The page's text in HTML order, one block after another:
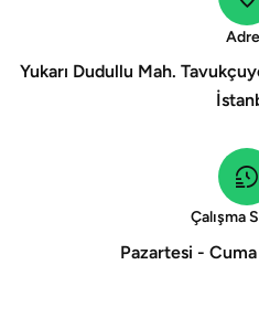
Yukarı Dudullu Mah.
Çalışma
Pazartesi -